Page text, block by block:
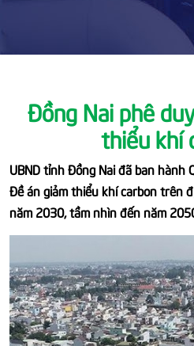
Đồng Nai phê
thiểu khí
UBND tỉnh Đồng Nai đã ban hành
Đề án giảm thiểu khí carbon trên
năm 2030, tầm nhìn đến năm